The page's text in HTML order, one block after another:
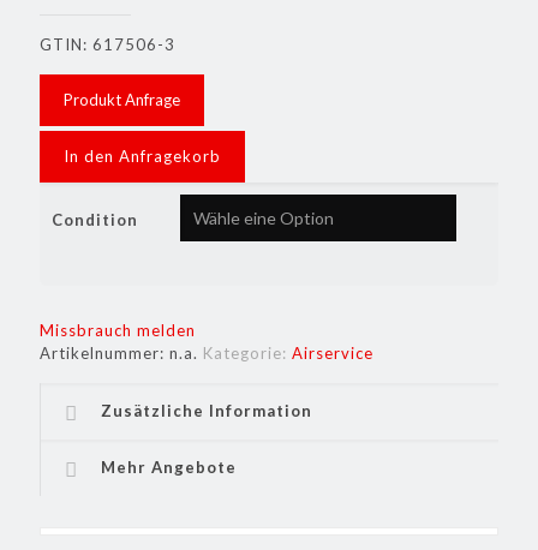
GTIN: 617506-3
Produkt Anfrage
In den Anfragekorb
Condition
Missbrauch melden
Artikelnummer: n.a. Kategorie: Airservice
Zusätzliche Information
Mehr Angebote